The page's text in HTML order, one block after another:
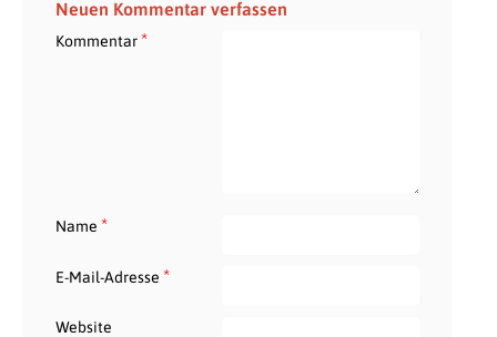
Neuen Kommentar verfassen
Kommentar*
Name *
E-Mail-Adresse *
Website